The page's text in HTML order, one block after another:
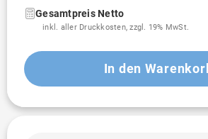
Gesamtpreis Netto
inkl. aller Druckkosten, zzgl. 19% MwSt.
In den